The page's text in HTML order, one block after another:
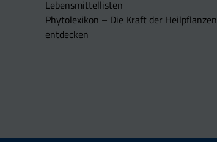
7,2
Lebensmittellisten
Phytolexikon – Die Kraft der Heilpflanzen
entdecken